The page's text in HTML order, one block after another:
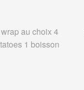
au choix 4
1 boisson